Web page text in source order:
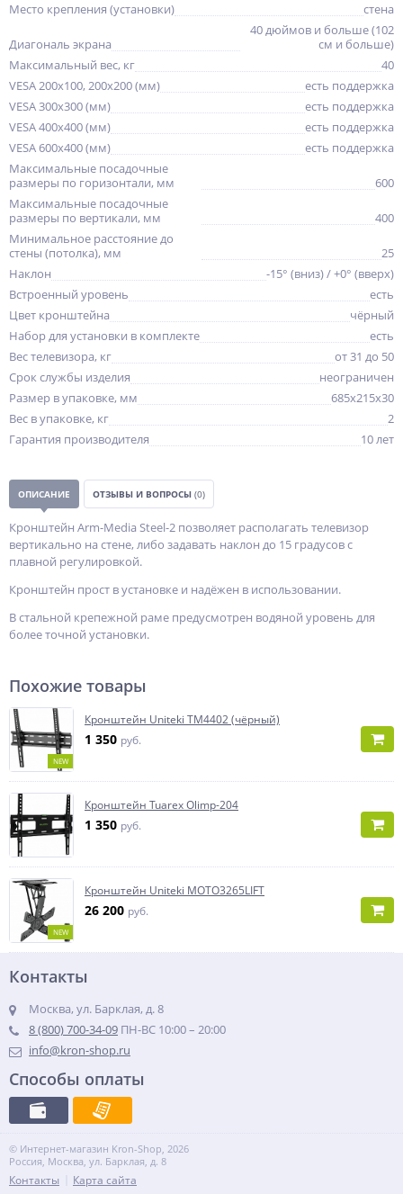
Место крепления (установки)
стена
Диагональ экрана
40 дюймов и больше (102
см и больше)
Максимальный вес, кг
40
VESA 200x100, 200x200 (мм)
есть поддержка
VESA 300x300 (мм)
есть поддержка
VESA 400x400 (мм)
есть поддержка
VESA 600x400 (мм)
есть поддержка
Максимальные посадочные
размеры по горизонтали, мм
600
Максимальные посадочные
размеры по вертикали, мм
400
Минимальное расстояние до
стены (потолка), мм
25
Наклон
-15° (вниз) / +0° (вверх)
Встроенный уровень
есть
Цвет кронштейна
чёрный
Набор для установки в комплекте
есть
Вес телевизора, кг
от 31 до 50
Срок службы изделия
неограничен
Размер в упаковке, мм
685x215x30
Вес в упаковке, кг
2
Гарантия производителя
10 лет
ОПИСАНИЕ ОТЗЫВЫ И ВОПРОСЫ (0)
Кронштейн Arm-Media Steel-2 позволяет располагать телевизор
вертикально на стене, либо задавать наклон до 15 градусов с
плавной регулировкой.
Кронштейн прост в установке и надёжен в использовании.
В стальной крепежной раме предусмотрен водяной уровень для
более точной установки.
Похожие товары
NEW
Кронштейн Uniteki TM4402 (чёрный)
1 350 руб.
Кронштейн Tuarex Olimp-204
1 350 руб.
NEW
Кронштейн Uniteki MOTO3265LIFT
26 200 руб.
Контакты
Москва, ул. Барклая, д. 8
8 (800) 700-34-09 ПН-ВС 10:00 – 20:00
info@kron-shop.ru
Способы оплаты
© Интернет-магазин Kron-Shop, 2026
Россия, Москва, ул. Барклая, д. 8
Контакты Карта сайта